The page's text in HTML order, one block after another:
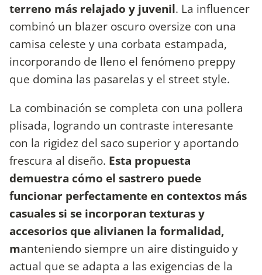
terreno más relajado y juvenil. La influencer
combinó un blazer oscuro oversize con una
camisa celeste y una corbata estampada,
incorporando de lleno el fenómeno preppy
que domina las pasarelas y el street style.
La combinación se completa con una pollera
plisada, logrando un contraste interesante
con la rigidez del saco superior y aportando
frescura al diseño. Esta propuesta
demuestra cómo el sastrero puede
funcionar perfectamente en contextos más
casuales si se incorporan texturas y
accesorios que alivianen la formalidad,
manteniendo siempre un aire distinguido y
actual que se adapta a las exigencias de la